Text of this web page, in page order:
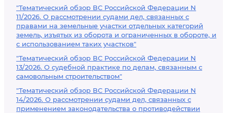
"Тематический обзор ВС Российской Федерации N
11/2026. О рассмотрении судами дел, связанных с
правами на земельные участки отдельных категорий
земель, изъятых из оборота и ограниченных в обороте, и
с использованием таких участков"
"Тематический обзор ВС Российской Федерации N
13/2026. О судебной практике по делам, связанным с
самовольным строительством"
"Тематический обзор ВС Российской Федерации N
14/2026. О рассмотрении судами дел, связанных с
применением законодательства о противодействии